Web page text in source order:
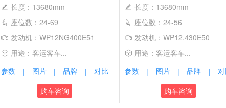
长度：13680mm
座位数：24-69
发动机：WP12NG400E51
用途：客运客车...
参数
| 图片 | 品牌 |
对比
购车咨询
长度：13680mm
座位数：24-56
发动机：WP12.430E50
用途：客运客车...
参数
| 图片 | 品牌 |
购车咨询